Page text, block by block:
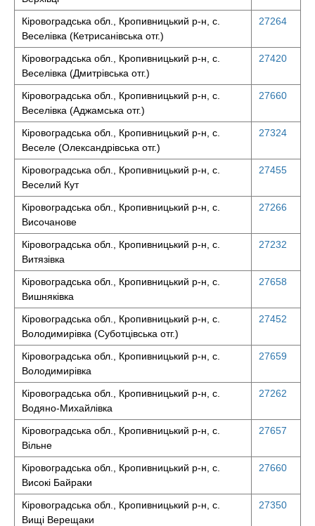
Кіровоградська обл., Кропивницький р-н, с.
Веселівка (Кетрисанівська отг.)
27264
Кіровоградська обл., Кропивницький р-н, с.
Веселівка (Дмитрівська отг.)
27420
Кіровоградська обл., Кропивницький р-н, с.
Веселівка (Аджамська отг.)
27660
Кіровоградська обл., Кропивницький р-н, с.
Веселе (Олександрівська отг.)
27324
Кіровоградська обл., Кропивницький р-н, с.
Веселий Кут
27455
Кіровоградська обл., Кропивницький р-н, с.
Височанове
27266
Кіровоградська обл., Кропивницький р-н, с.
Витязівка
27232
Кіровоградська обл., Кропивницький р-н, с.
Вишняківка
27658
Кіровоградська обл., Кропивницький р-н, с.
Володимирівка (Суботцівська отг.)
27452
Кіровоградська обл., Кропивницький р-н, с.
Володимирівка
27659
Кіровоградська обл., Кропивницький р-н, с.
Водяно-Михайлівка
27262
Кіровоградська обл., Кропивницький р-н, с.
Вільне
27657
Кіровоградська обл., Кропивницький р-н, с.
Високі Байраки
27660
Кіровоградська обл., Кропивницький р-н, с.
Вищі Верещаки
27350